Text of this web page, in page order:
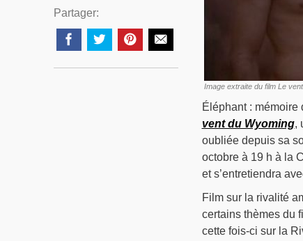
Image extraite du film Le
Éléphant :
vent du Wyoming,
oubliée depuis sa
octobre à 19 h à la
et s’entretiendra
Film sur la rivalité
certains thèmes du
cette fois-ci sur la
Partager: